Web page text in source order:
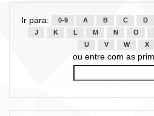
Ir para: 0-9 A B C D
J
K L M N O
U
V W X
ou entre com as